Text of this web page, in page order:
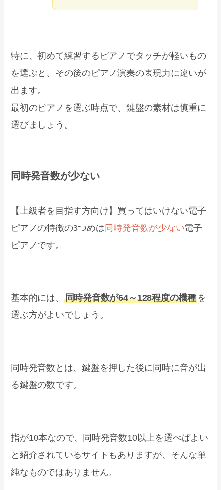
特に、初めて練習するピアノでタッチが軽いもの
を選ぶと、その後のピアノ演奏の表現力に違いが
出ます。
最初のピアノを選ぶ時点で、鍵盤の素材は慎重に
選びましょう。
同時発音数が少ない
【上級者を目指す方向け】買ってはいけない電子
ピアノの特徴の3つめは 同時発音数が少ない電子
ピアノです。
基本的には、同時発音数が64～128程度の機種を
選ぶ方がよいでしょう。
同時発音数とは、鍵盤を押した後に同時に音が出
る鍵盤の数です。
指が10本なので、同時発音数10以上を選べばよい
と紹介されているサイトもありますが、そんな単
純なものではありません。